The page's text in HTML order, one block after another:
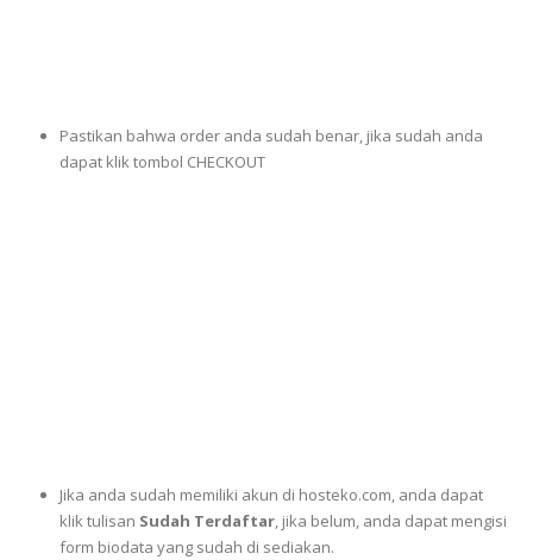
Pastikan bahwa order anda sudah benar, jika sudah anda
dapat klik tombol CHECKOUT
Jika anda sudah memiliki akun di hosteko.com, anda dapat
klik tulisan Sudah Terdaftar, jika belum, anda dapat mengisi
form biodata yang sudah di sediakan.